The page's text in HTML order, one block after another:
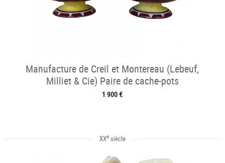
Manufacture de Creil et Montereau (Lebeuf,
Milliet & Cie) Paire de cache-pots
1 900 €
XXesiècle